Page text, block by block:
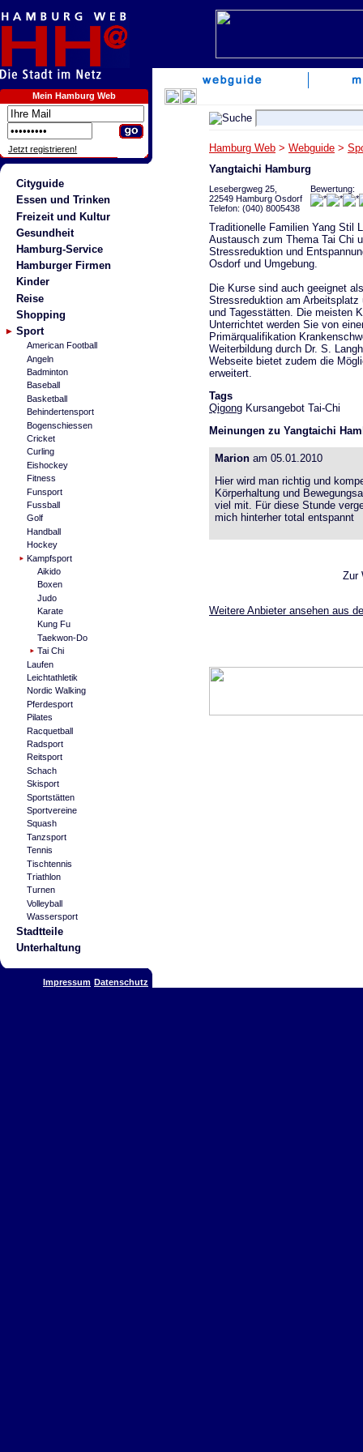
Mein Hamburg Web
Jetzt registrieren!
Cityguide
Essen und Trinken
Freizeit und Kultur
Gesundheit
Hamburg-Service
Hamburger Firmen
Kinder
Reise
Shopping
Sport
American Football
Angeln
Badminton
Baseball
Basketball
Behindertensport
Bogenschiessen
Cricket
Curling
Eishockey
Fitness
Funsport
Fussball
Golf
Handball
Hockey
Kampfsport
Aikido
Boxen
Judo
Karate
Kung Fu
Taekwon-Do
Tai Chi
Laufen
Leichtathletik
Nordic Walking
Pferdesport
Pilates
Racquetball
Radsport
Reitsport
Schach
Skisport
Sportstätten
Sportvereine
Squash
Tanzsport
Tennis
Tischtennis
Triathlon
Turnen
Volleyball
Wassersport
Stadtteile
Unterhaltung
Impressum Datenschutz
Hamburg Web > Webguide >
Yangtaichi Hamburg
Lesebergweg 25,
22549 Hamburg Osdorf
Telefon: (040) 8005438
Bewertung:
Traditionelle Familien Yang Stil
Austausch zum Thema Tai Chi
Stressreduktion und
Osdorf und Umgebung.
Die Kurse sind auch geeignet
Stressreduktion am
und Tagesstätten. Die meisten
Unterrichtet werden Sie von
Primärqualifikation
Weiterbildung durch Dr. S.
Webseite bietet zudem die
erweitert.
Tags
Qigong Kursangebot Tai-Chi
Meinungen zu Yangtaichi
Marionam 05.01.2010
Hier wird man richtig und
Körperhaltung und
viel mit. Für diese Stunde
mich hinterher total entspannt
Zur
Weitere Anbieter ansehen aus